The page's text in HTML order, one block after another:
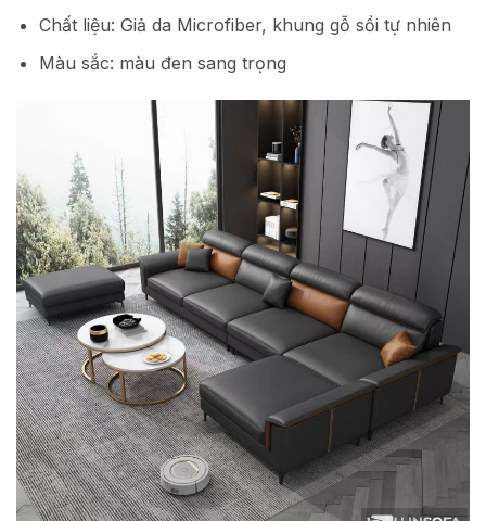
Chất liệu: Giả da Microfiber, khung gỗ sồi tự nhiên
Màu sắc: màu đen sang trọng